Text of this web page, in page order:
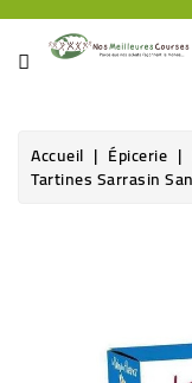
CATÉGORIE
ÉPICERIE
Accueil Épicerie
Tartines Sarrasin